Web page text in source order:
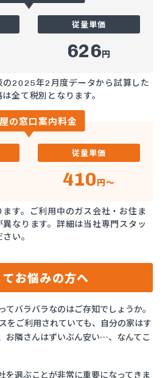
従量単価
626円
2025年2月度データから試算した
全て税別となります。
の窓口案内料金
従量単価
410円～
す。ご利用中のガス会社・お住ま
なります。詳細は当社専門スタッ
い。
お悩みの方へ
てバラバラなのはご存知でしょうか。
をご利用されていても、自分の家はす
お隣さんはずいぶん安い…、なんてこ
を選ぶことが非常に重要になってきま